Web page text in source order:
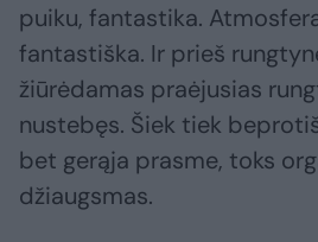
puiku, fantastika.
fantastiška. Ir prieš
žiūrėdamas praėjusias
nustebęs. Šiek tiek
bet gerąja prasme, toks
džiaugsmas.